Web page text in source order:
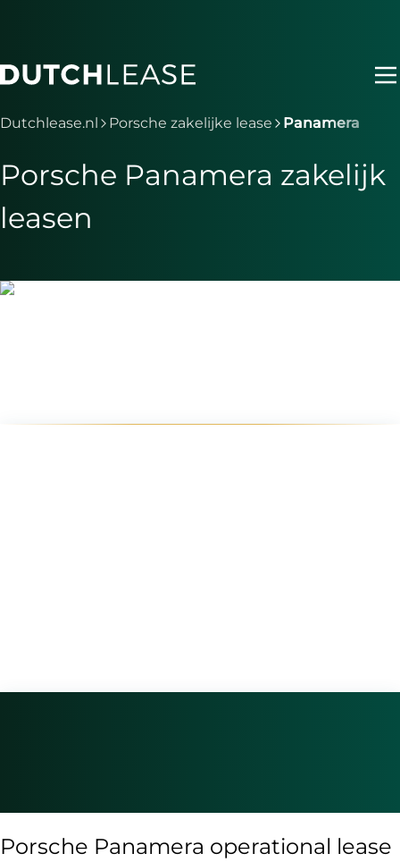
Je bent nu voorbij het hoofdmenu
Dutchlease.nl Porsche zakelijke lease Panamera
Porsche Panamera zakelijk
leasen
Porsche Panamera operational lease